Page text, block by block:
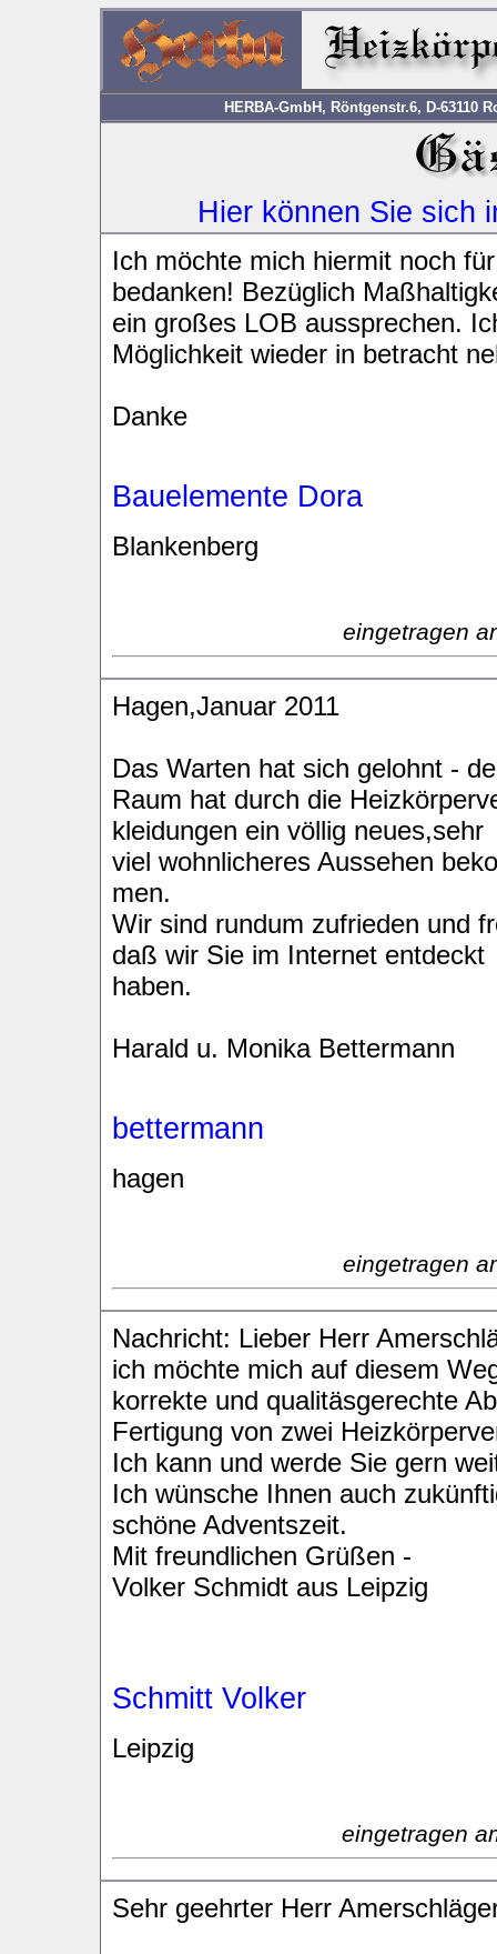
HERBA-GmbH, Röntgenstr.6, D-63110
Hier können Sie sich
Ich möchte mich hiermit noch
bedanken! Bezüglich
ein großes LOB aussprechen.
Möglichkeit wieder in betracht
Danke
Bauelemente Dora
Blankenberg
eingetragen
Hagen,Januar 2011
Das Warten hat sich gelohnt -
Raum hat durch die
kleidungen ein völlig neues,sehr
viel wohnlicheres Aussehen
men.
Wir sind rundum zufrieden und
daß wir Sie im Internet entdeckt
haben.
Harald u. Monika Bettermann
bettermann
hagen
eingetragen
Nachricht: Lieber Herr
ich möchte mich auf diesem
korrekte und qualitäsgerechte
Fertigung von zwei
Ich kann und werde Sie gern
Ich wünsche Ihnen auch
schöne Adventszeit.
Mit freundlichen Grüßen -
Volker Schmidt aus Leipzig
Schmitt Volker
Leipzig
eingetragen
Sehr geehrter Herr